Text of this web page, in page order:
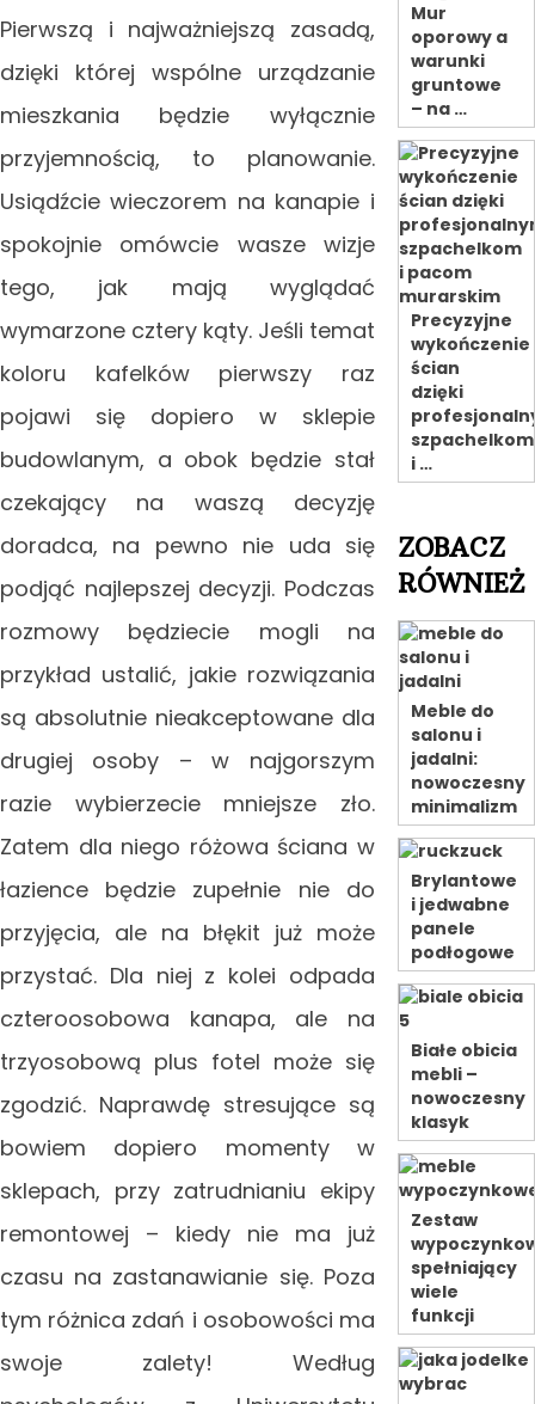
Pierwszą i najważniejszą zasadą,
dzięki której wspólne urządzanie
mieszkania będzie wyłącznie
przyjemnością, to planowanie.
Usiądźcie wieczorem na kanapie i
spokojnie omówcie wasze wizje
tego, jak mają wyglądać
wymarzone cztery kąty. Jeśli temat
koloru kafelków pierwszy raz
pojawi się dopiero w sklepie
budowlanym, a obok będzie stał
czekający na waszą decyzję
doradca, na pewno nie uda się
podjąć najlepszej decyzji. Podczas
rozmowy będziecie mogli na
przykład ustalić, jakie rozwiązania
są absolutnie nieakceptowane dla
drugiej osoby – w najgorszym
razie wybierzecie mniejsze zło.
Zatem dla niego różowa ściana w
łazience będzie zupełnie nie do
przyjęcia, ale na błękit już może
przystać. Dla niej z kolei odpada
czteroosobowa kanapa, ale na
trzyosobową plus fotel może się
zgodzić. Naprawdę stresujące są
bowiem dopiero momenty w
sklepach, przy zatrudnianiu ekipy
remontowej – kiedy nie ma już
czasu na zastanawianie się. Poza
tym różnica zdań i osobowości ma
swoje zalety! Według
Mur
oporowy a
warunki
gruntowe
– na …
Precyzyjne
wykończenie
ścian
dzięki
szpachelkom
i …
ZOBACZ
RÓWNIEŻ
Meble do
salonu i
jadalni:
nowoczesny
minimalizm
Brylantowe
i jedwabne
panele
podłogowe
Białe obicia
mebli –
nowoczesny
klasyk
Zestaw
spełniający
wiele
funkcji